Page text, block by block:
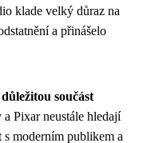
klade velký důraz na
a přinášelo
součást
Pixar neustále hledají
moderním publikem a